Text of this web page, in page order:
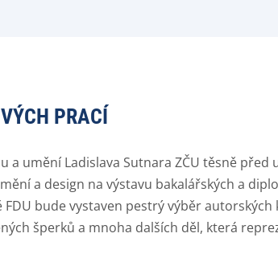
PRACÍ
a umění Ladislava Sutnara ZČU těsně
a design na výstavu bakalářských a
bude vystaven pestrý výběr
šperků a mnoha dalších děl, která